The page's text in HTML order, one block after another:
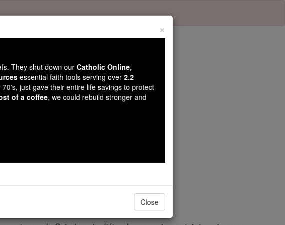
35
×
They shut down ourCatholic Online,
essential faith tools serving over 2.2
just gave their entire life savings to protect
of a coffee, we could rebuild stronger and
Close